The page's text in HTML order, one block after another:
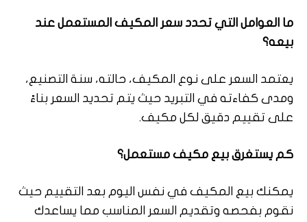
ما العوامل التي تحدد سعر المكيف المستعمل عند
بيعه؟
يعتمد السعر على نوع المكيف، حالته، سنة التصنيع،
ومدى كفاءته في التبريد حيث يتم تحديد السعر بناءً
على تقييم دقيق لكل مكيف.
كم يستغرق بيع مكيف مستعمل؟
يمكنك بيع المكيف في نفس اليوم بعد التقييم حيث
نقوم بفحصه وتقديم السعر المناسب مما يساعدك